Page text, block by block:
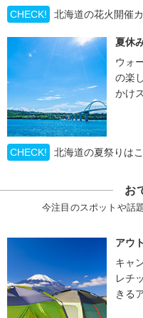
CHECK!
北海道の花火開催
夏休
ウォ
の楽
かけ
CHECK! 北海道の夏祭りは
お
今注目のスポットや話
アウ
キャ
レチ
きる